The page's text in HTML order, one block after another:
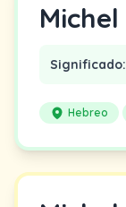
Michel
Significado:
Hebreo